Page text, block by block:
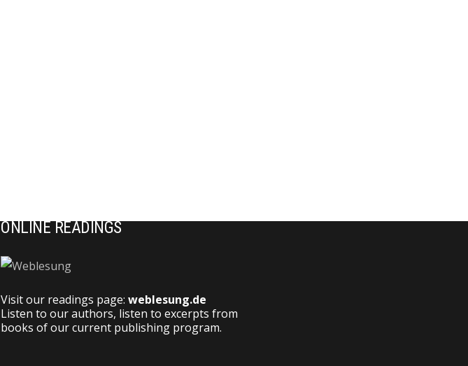
ONLINE READINGS
Visit our readings page: weblesung.de
Listen to our authors, listen to excerpts from
books of our current publishing program.